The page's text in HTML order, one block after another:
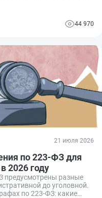
которые только
это удобная точка
механика — проще, чем в
может наработать
44 970
21 июля 2026
по 223-ФЗ для
2026 году
предусмотрены разные
до уголовной.
по 223‑ФЗ: какие